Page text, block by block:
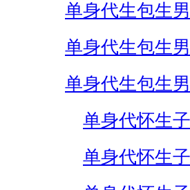
单身代生包生
单身代生包生
单身代生包生
单身代怀生
单身代怀生